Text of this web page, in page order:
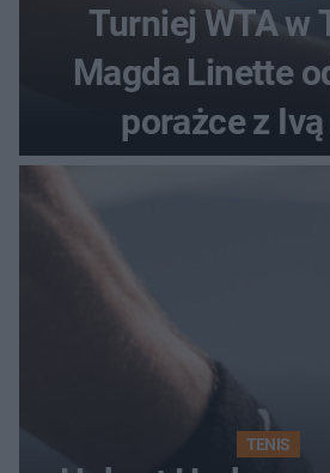
Turniej WTA w
Magda Linette
porażce z
TENIS